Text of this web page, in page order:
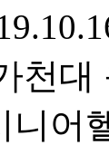
천대
니어